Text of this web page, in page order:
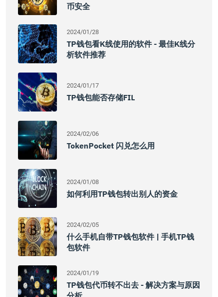
币安全
2024/01/28
TP钱包看K线使用的软件 - 最佳K线分
析软件推荐
2024/01/17
TP钱包能否存储FIL
2024/02/06
TokenPocket 闪兑怎么用
2024/01/08
如何利用TP钱包转出别人的资金
2024/02/05
什么手机自带TP钱包软件 | 手机TP钱
包软件
2024/01/19
TP钱包代币转不出去 - 解决方案与原因